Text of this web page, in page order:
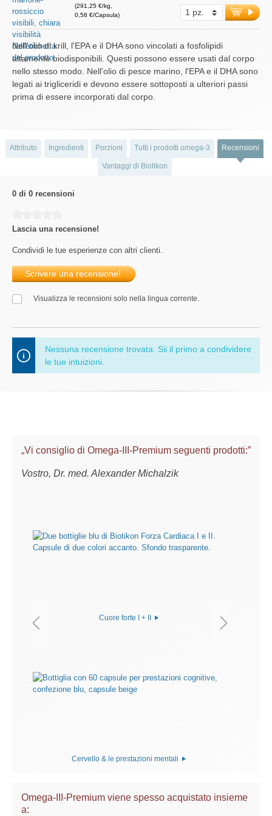
(291,25 €/kg,
0,58 €/Capsula)
Nell'olio di krill, l'EPA e il DHA sono vincolati a fosfolipidi
altamente biodisponibili. Questi possono essere usati dal corpo
nello stesso modo. Nell'olio di pesce marino, l'EPA e il DHA sono
legati ai trigliceridi e devono essere sottoposti a ulteriori passi
prima di essere incorporati dal corpo.
Attributo Ingredienti Porzioni Tutti i prodotti omega-3 Recensioni
Vantaggi di Biotikon
0 di 0 recensioni
Lascia una recensione!
Condividi le tue esperienze con altri clienti.
Scrivere una recensione!
Visualizza le recensioni solo nella lingua corrente.
Nessuna recensione trovata. Sii il primo a condividere
le tue intuizioni.
„Vi consiglio di Omega-III-Premium seguenti prodotti:”
Vostro, Dr. med. Alexander Michalzik
Cuore forte I + II
Cervello & le prestazioni mentali
Omega-III-Premium viene spesso acquistato insieme
a: